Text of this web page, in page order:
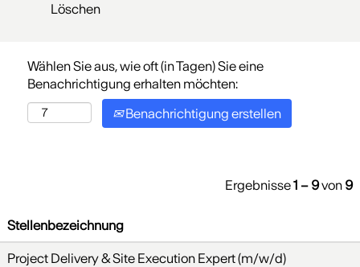
Löschen
Wählen Sie aus, wie oft (in Tagen) Sie eine
Benachrichtigung erhalten möchten:
Benachrichtigung erstellen
Ergebnisse1 – 9von 9
Stellenbezeichnung
Project Delivery & Site Execution Expert (m/w/d)